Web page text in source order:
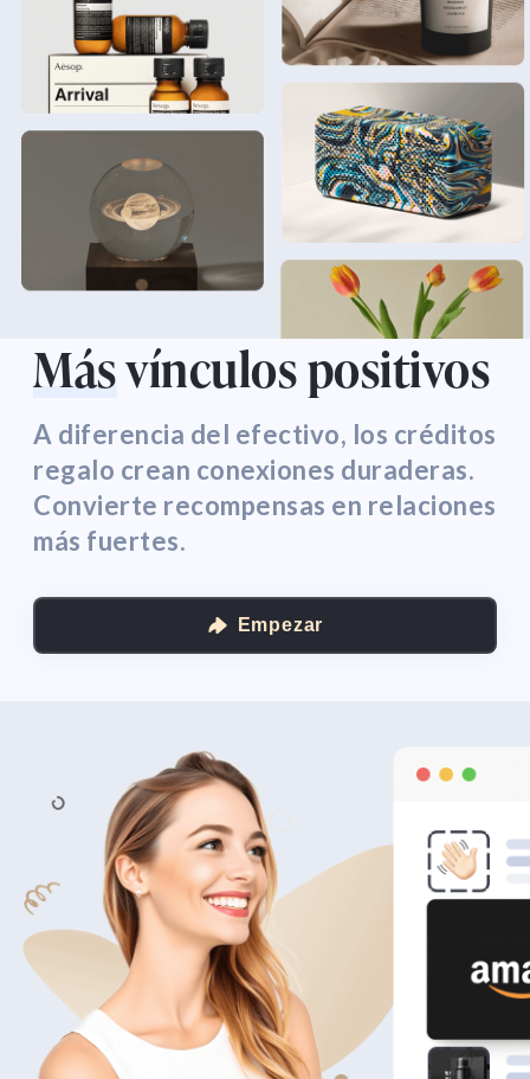
Másvínculos positivos
A diferencia del efectivo, los créditos
regalo crean conexiones duraderas.
Convierte recompensas en relaciones
más fuertes.
Empezar